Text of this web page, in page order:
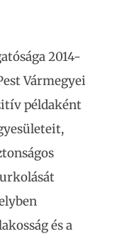
2014-
Vármegyei
példaként
és a